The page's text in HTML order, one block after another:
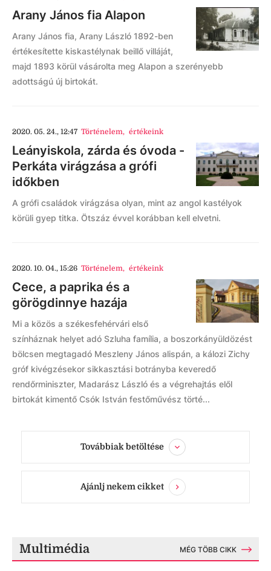
Arany János fia Alapon
Arany János fia, Arany László 1892-ben
értékesítette kiskastélynak beillő villáját,
majd 1893 körül vásárolta meg Alapon a szerényebb
adottságú új birtokát.
2020. 05. 24., 12:47 Történelem, értékeink
Leányiskola, zárda és óvoda -
Perkáta virágzása a grófi
időkben
A grófi családok virágzása olyan, mint az angol kastélyok
körüli gyep titka. Ötszáz évvel korábban kell elvetni.
2020. 10. 04., 15:26 Történelem, értékeink
Cece, a paprika és a
görögdinnye hazája
Mi a közös a székesfehérvári első
színháznak helyet adó Szluha família, a boszorkányüldözést
bölcsen megtagadó Meszleny János alispán, a kálozi Zichy
gróf kivégzésekor sikkasztási botrányba keveredő
rendőrminiszter, Madarász László és a végrehajtás elől
birtokát kimentő Csók István festőművész törté...
Továbbiak betöltése
Ajánlj nekem cikket
Multimédia MÉG TÖBB CIKK